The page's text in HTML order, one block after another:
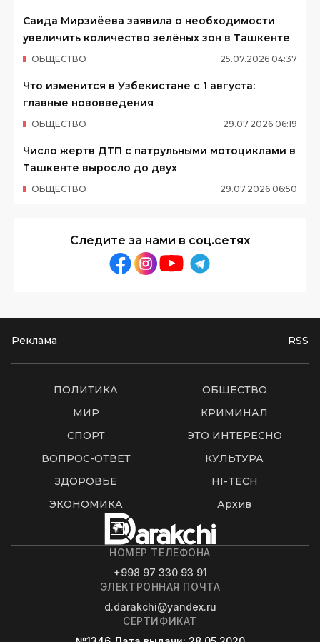
Саида Мирзиёева заявила о необходимости
увеличить количество зелёных зон в Ташкенте
25.07.2026 04:37
ОБЩЕСТВО
Что изменится в Узбекистане с 1 августа:
главные нововведения
29.07.2026 06:19
ОБЩЕСТВО
Число жертв ДТП с патрульными мотоциклами в
Ташкенте выросло до двух
29.07.2026 06:50
ОБЩЕСТВО
Следите за нами в соц.сетях
Реклама RSS
ПОЛИТИКА
ОБЩЕСТВО
МИР
КРИМИНАЛ
СПОРТ
ЭТО ИНТЕРЕСНО
ВОПРОС-ОТВЕТ
КУЛЬТУРА
ЗДОРОВЬЕ
HI-TECH
ЭКОНОМИКА
Архив
НОМЕР ТЕЛЕФОНА
+998 97 330 93 91
ЭЛЕКТРОННАЯ ПОЧТА
d.darakchi@yandex.ru
СЕРТИФИКАТ